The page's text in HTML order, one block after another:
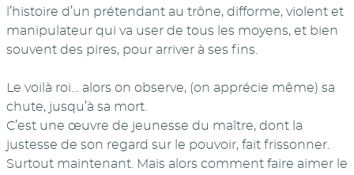
l’histoire d’un prétendant au trône, difforme, violent et
manipulateur qui va user de tous les moyens, et bien
souvent des pires, pour arriver à ses fins.
Le voilà roi… alors on observe, (on apprécie même) sa
chute, jusqu’à sa mort.
C’est une œuvre de jeunesse du maître, dont la
justesse de son regard sur le pouvoir, fait frissonner.
Surtout maintenant. Mais alors comment faire aimer le